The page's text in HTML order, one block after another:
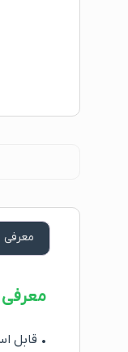
معرفی
معرفی
• قابل